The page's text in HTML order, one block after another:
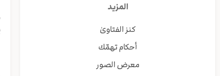
المزيد
كنز الفتاوىٰ
أحكام تهمّك
معرض الصور